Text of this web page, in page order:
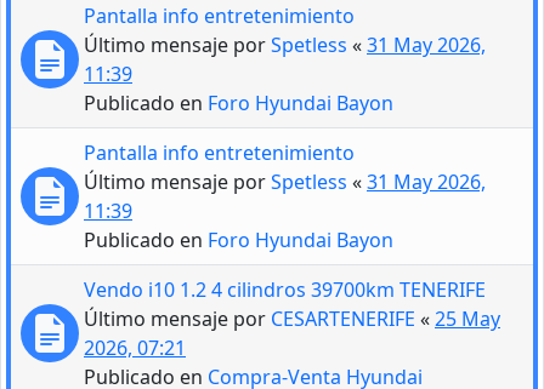
Pantalla info entretenimiento
Último mensaje porSpetless «31 May 2026,
11:39
Publicado en Foro Hyundai Bayon
Pantalla info entretenimiento
Último mensaje porSpetless «31 May 2026,
11:39
Publicado en Foro Hyundai Bayon
Vendo i10 1.2 4 cilindros 39700km TENERIFE
Último mensaje por CESARTENERIFE «25 May
2026, 07:21
Publicado en Compra-Venta Hyundai